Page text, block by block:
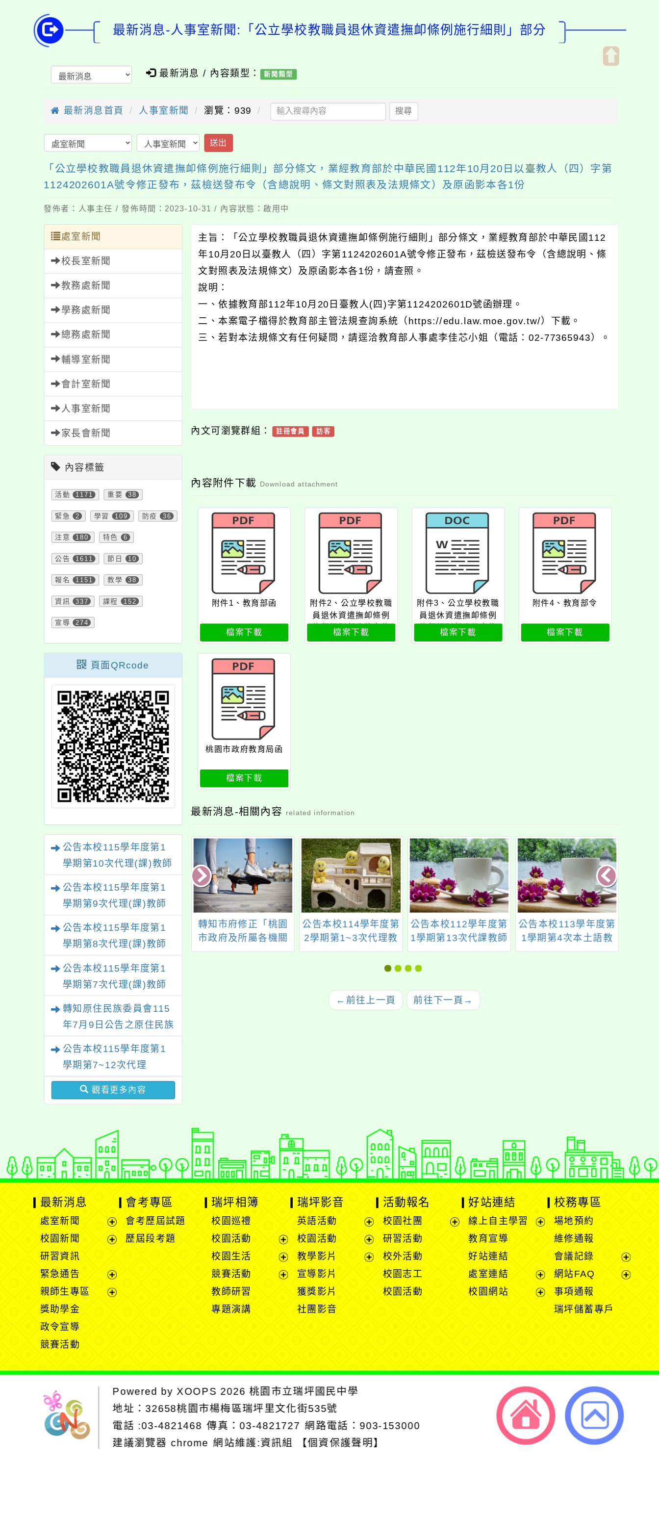
最新消息-人事室新聞:「公立學校教職員退休資遣撫卹條例施行細則」部分
最新消息 / 內容類型： 新聞類型
最新消息首頁 人事室新聞 瀏覽：939 搜尋
送出
「公立學校教職員退休資遣撫卹條例施行細則」部分條文，業經教育部於中華民國112年10月20日以臺教人（四）字第
1124202601A號令修正發布，茲檢送發布令（含總說明、條文對照表及法規條文）及原函影本各1份
發佈者：人事主任 / 發佈時間：2023-10-31 / 內容狀態：啟用中
處室新聞
校長室新聞
教務處新聞
學務處新聞
總務處新聞
輔導室新聞
會計室新聞
人事室新聞
家長會新聞
內容標籤
活動 1171 重要 38
緊急 2 學習 109 防疫 36
注意 180 特色 6
公告 1611 節日 10
報名 1151 教學 38
資訊 337 課程 152
宣導 274
頁面QRcode
公告本校115學年度第1
學期第10次代理(課)教師
甄選結果(尚有缺額)
公告本校115學年度第1
學期第9次代理(課)教師
甄選結果(尚有缺額)
公告本校115學年度第1
學期第8次代理(課)教師
公告本校115學年度第1
學期第7次代理(課)教師
轉知原住民族委員會115
年7月9日公告之原住民族
公告本校115學年度第1
學期第7~12次代理
（課）教師甄選簡章
【一次公告分次招考】
觀看更多內容
主旨：「公立學校教職員退休資遣撫卹條例施行細則」部分條文，業經教育部於中華民國112
年10月20日以臺教人（四）字第1124202601A號令修正發布，茲檢送發布令（含總說明、條
文對照表及法規條文）及原函影本各1份，請查照。
說明：
一、依據教育部112年10月20日臺教人(四)字第1124202601D號函辦理。
二、本案電子檔得於教育部主管法規查詢系統（https://edu.law.moe.gov.tw/）下載。
三、若對本法規條文有任何疑問，請逕洽教育部人事處李佳芯小姐（電話：02-77365943）。
內文可瀏覽群組： 註冊會員 訪客
內容附件下載 Download attachment
附件1、教育部函
檔案下載
附件2、公立學校教職
員退休資遣撫卹條例
施行細則部分條文修
正總說明
檔案下載
附件3、公立學校教職
員退休資遣撫卹條例
施行細則部分條文修
正條文
檔案下載
附件4、教育部令
檔案下載
桃園市政府教育局函
檔案下載
最新消息-相關內容 related information
校115年度出納
有關勞動部修正「職
場性騷擾申訴處理指
導手冊」一案
轉知市府修正「桃園
市政府及所屬各機關
學校因公派員出國案
公告本校114學年度第
2學期第1~3次代理教
師甄選簡章（1次公告
公告本校112學年度第
1學期第13次代課教師
甄選結果
公告本校113學年度第
1學期第4次本土語教
學支援工作人員甄選
← 前往上一頁 前往下一頁 →
最新消息
處室新聞
展
單
校園新聞
開
選
單
研習資訊
緊急通告
展
開
親師生專區
獎助學金
政令宣導
競賽活動
會考專區
會考歷屆試題
歷屆段考題
瑞坪相簿
校園巡禮
校園活動
展
開
選
校園生活
展
開
競賽活動
教師研習
專題演講
瑞坪影音
英語活動
展
選
校園活動
展
開
教學影片
宣導影片
獲獎影片
社團影音
活動報名
校園社團
研習活動
校外活動
校園志工
校園活動
好站連結
線上自主學習
單
教育宣導
好站連結
處室連結
展
開
校園網站
校務專區
場地預約
維修通報
會議記錄
展
開
網站FAQ
事項通報
瑞坪儲蓄專戶
Powered by XOOPS 2026桃園市立瑞坪國民中學
地址： 32658桃園市楊梅區瑞坪里文化街535號
電話 :03-4821468 傳真：03-4821727 網路電話：903-153000
建議瀏覽器 chrome 網站維護:資訊組 【個資保護聲明】